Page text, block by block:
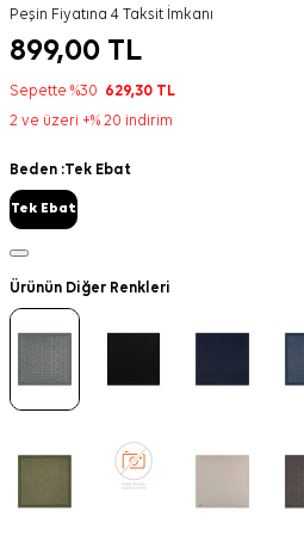
Peşin Fiyatına 4 Taksit İmkanı
899,00 TL
Sepette %30 629,30 TL
2 ve üzeri +% 20 indirim
Beden :Tek Ebat
Tek Ebat
Ürünün Diğer Renkleri